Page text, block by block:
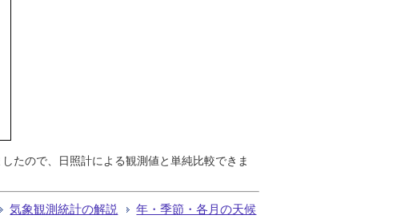
たので、日照計による観測値と単純比較できま
気象観測統計の解説 年・季節・各月の天候